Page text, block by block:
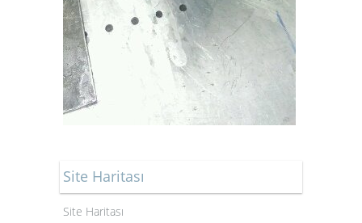
Site Haritası
Site Haritası